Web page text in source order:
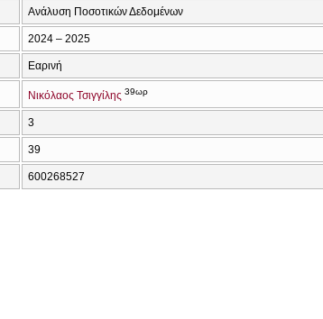
Ανάλυση Ποσοτικών Δεδομένων
2024 – 2025
Εαρινή
Νικόλαος Τσιγγίλης 39ωρ
3
39
600268527